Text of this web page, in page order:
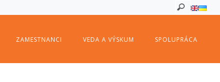
ZAMESTNANCI VEDA A VÝSKUM SPOLUPRÁCA